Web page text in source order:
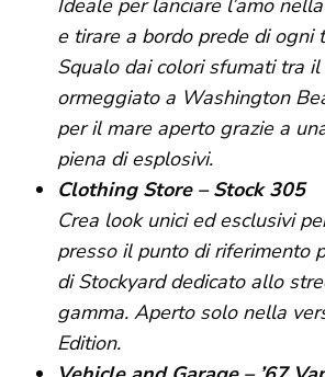
e tirare a bordo prede di ogni
Squalo dai colori sfumati tra
ormeggiato a Washington
per il mare aperto grazie a
piena di esplosivi.
Clothing Store – Stock 305
Crea look unici ed esclusivi
presso il punto di riferimento
di Stockyard dedicato allo
gamma. Aperto solo nella
Edition.